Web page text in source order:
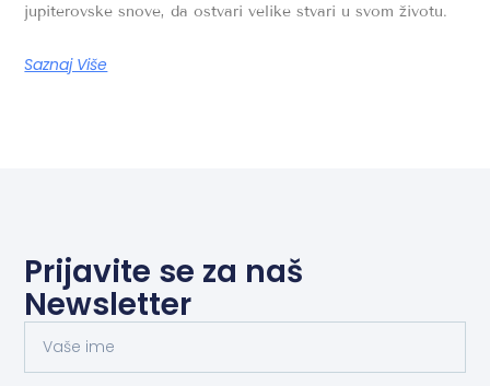
jupiterovske snove, da ostvari velike stvari u svom životu.
Saznaj Više
Prijavite se za naš
Newsletter